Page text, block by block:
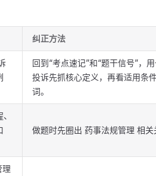
纠正方法
回到“考点速记”和“题干信号”，
投诉先抓核心定义，再看适用条
词。
做题时先圈出 药事法规管理 相关
理